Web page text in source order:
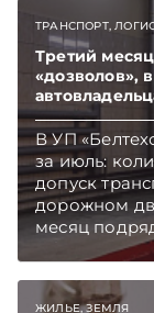
ТРАНСПОРТ,
Третий
«дозволов»,
В УП
за июль:
допуск
дорожном
месяц
TelegramViber
ЖИЛЬЕ, ЗЕМЛЯ